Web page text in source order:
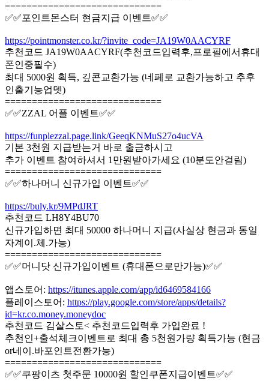
=============================
✅✅포인트몬스터 현금지급 이벤트✅✅
https://pointmonster.co.kr/?invite_code=JA19W0AACYRF
추천코드 JA19W0AACYRF(추천코드입력후,프로필에서휴대
폰인중필수)
최대 5000원 획득, 깊콘교환가능 (네페로 교환가능하고 추후
인출기능업뎃)
=============================
✅✅ZZAL 어플 이벤트✅✅
https://funplezzal.page.link/GeeqKNMuS27o4ucVA
기본 3천원 지급받는거 바로 출금하시고
추가 이벤트 참여하셔서 1만원받아가세요 (10분도안걸림)
=============================
✅✅하나머니 신규가입 이벤트✅✅
https://buly.kr/9MPdJRT
추천코드 LH8Y4BU70
신규가입하면 최대 50000 하나머니 지급(사실상 현금과 동일
자계이.체.가능)
=============================
✅✅머니닷 신규가입이벤트 (휴대폰으로만가능)✅✅
앱스토어: https://itunes.apple.com/app/id6469584166
플레이스토어: https://play.google.com/store/apps/details?
id=kr.co.money.moneydoc
추천코드 김살스토< 추천코드입력후 가입완료 !
추천인+출석체크이벤트로 최대 총 5천원가량 획득가능 (현금
or네이.바포인트전환가능)
=============================
✅✅쿠팡이츠 첫주문 10000원 할인쿠폰지급이벤트✅✅